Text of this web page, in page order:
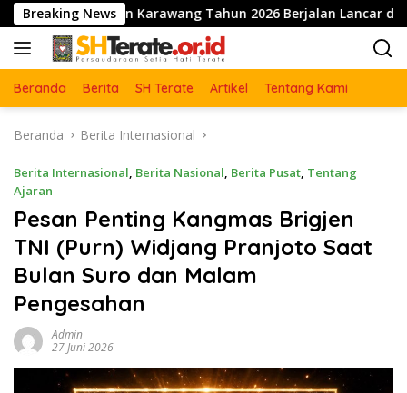
Langsung
ke
konten
Breaking News
Karawang Tahun 2026 Berjalan Lancar dan Sukses
Beranda Berita SH Terate Artikel Tentang Kami
Beranda Berita Internasional
Berita Internasional, Berita Nasional, Berita Pusat, Tentang
Ajaran
Pesan Penting Kangmas Brigjen
TNI (Purn) Widjang Pranjoto Saat
Bulan Suro dan Malam
Pengesahan
Admin
27 Juni 2026